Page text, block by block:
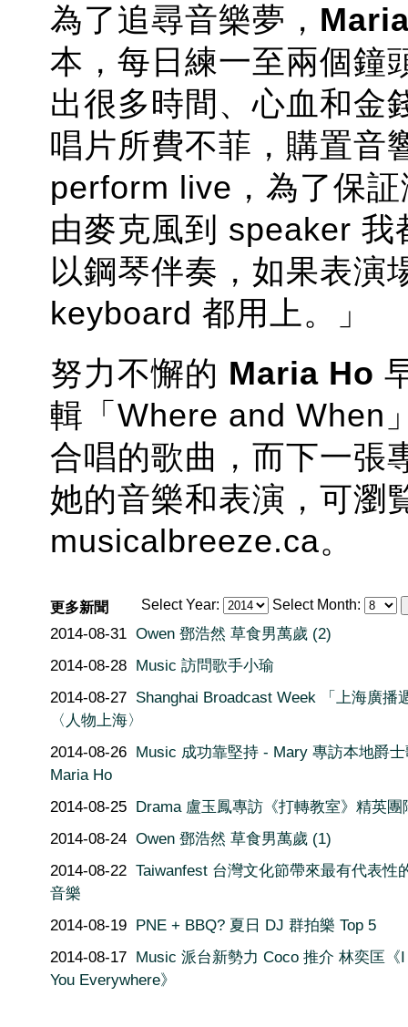
為了追尋音樂夢，
本，每日練一至兩個鐘
出很多時間、心血和金
唱片所費不菲，購置音
perform live，為了保
由麥克風到 speaker
以鋼琴伴奏，如果表演
keyboard 都用上。」
努力不懈的 Maria Ho
輯「Where and When
合唱的歌曲，而下一張
她的音樂和表演，可瀏
musicalbreeze.ca。
Select Year: Select Month:
更多新聞
2014-08-31 Owen 鄧浩然 草食男萬歲 (2)
2014-08-28 Music 訪問歌手小瑜
2014-08-27 Shanghai Broadcast Week 「上海廣播
〈人物上海〉
2014-08-26 Music 成功靠堅持 - Mary 專訪本地爵
Maria Ho
2014-08-25 Drama 盧玉鳳專訪《打轉教室》精英團
2014-08-24 Owen 鄧浩然 草食男萬歲 (1)
2014-08-22 Taiwanfest 台灣文化節帶來最有代表性
音樂
2014-08-19 PNE + BBQ? 夏日 DJ 群拍樂 Top 5
2014-08-17 Music 派台新勢力 Coco 推介 林奕匡《I
You Everywhere》